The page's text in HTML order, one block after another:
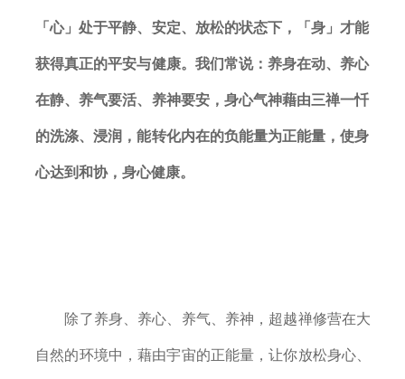
「心」处于平静、安定、放松的状态下，「身」才能
获得真正的平安与健康。我们常说：养身在动、养心
在静、养气要活、养神要安，身心气神藉由三禅一忏
的洗涤、浸润，能转化内在的负能量为正能量，使身
心达到和协，身心健康。
除了养身、养心、养气、养神，超越禅修营在大
自然的环境中，藉由宇宙的正能量，让你放松身心、